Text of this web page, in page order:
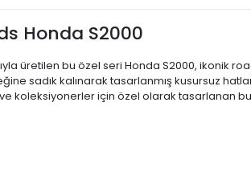
Honda S2000
üretilen bu özel seri Honda S2000, ikonik
sadık kalınarak tasarlanmış kusursuz
ve koleksiyonerler için özel olarak